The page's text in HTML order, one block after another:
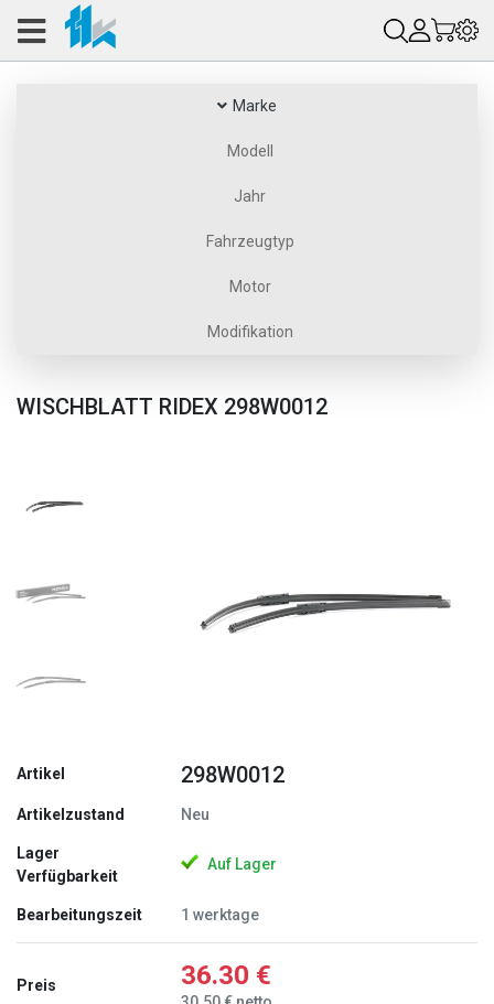
Marke
Modell
Jahr
Fahrzeugtyp
Motor
Modifikation
WISCHBLATT RIDEX 298W0012
Zurück
Artikel 298W0012
Artikelzustand Neu
Lager
Verfügbarkeit
Auf Lager
Bearbeitungszeit 1 werktage
Preis 36.30 €